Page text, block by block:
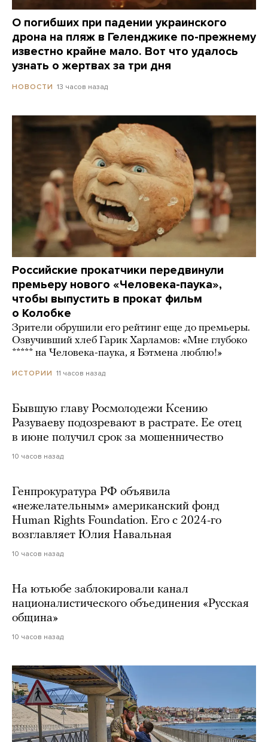
О погибших при падении украинского
дрона на пляж в Геленджике по-прежнему
известно крайне мало. Вот что удалось
узнать о жертвах за три дня
НОВОСТИ 13 часов назад
Российские прокатчики передвинули
премьеру нового «Человека-паука»,
чтобы выпустить в прокат фильм
о Колобке
Зрители обрушили его рейтинг еще до премьеры.
Озвучивший хлеб Гарик Харламов: «Мне глубоко
***** на Человека-паука, я Бэтмена люблю!»
ИСТОРИИ 11 часов назад
Бывшую главу Росмолодежи Ксению
Разуваеву подозревают в растрате. Ее отец
в июне получил срок за мошенничество
10 часов назад
Генпрокуратура РФ объявила
«нежелательным» американский фонд
Human Rights Foundation. Его с 2024-го
возглавляет Юлия Навальная
10 часов назад
На ютьюбе заблокировали канал
националистического объединения «Русская
община»
10 часов назад